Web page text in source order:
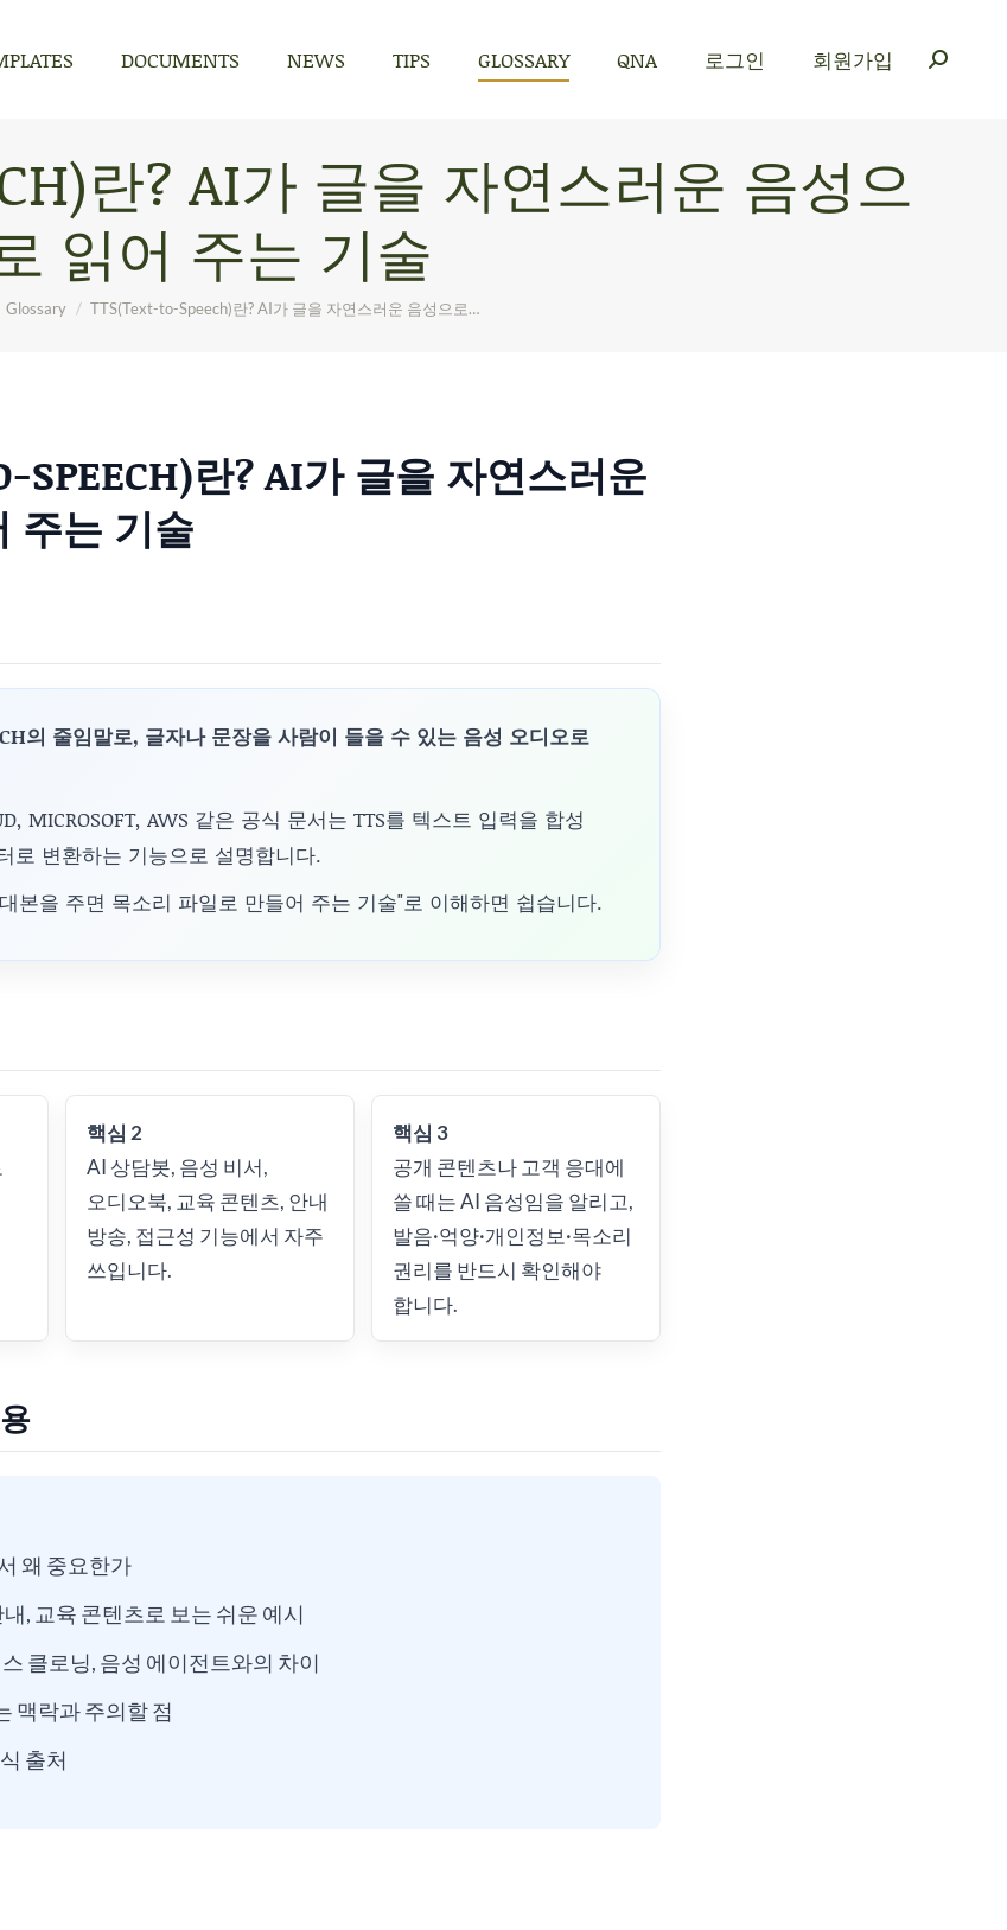
DOCUMENTS NEWS TIPS GLOSSARY QNA 로그인 회원가입
란? AI가 글을 자연스러운 음성으
읽어 주는 기술
here:
Glossary TTS(Text-to-Speech)란? AI가 글을 자연스러운 음성으로…
SPEECH)란? AI가 글을 자연스러운
주는 기술
의 줄임말로, 글자나 문장을 사람이 들을 수 있는 음성 오디오로
MICROSOFT, AWS 같은 공식 문서는 TTS를 텍스트 입력을 합성
로 변환하는 기능으로 설명합니다.
본을 주면 목소리 파일로 만들어 주는 기술"로 이해하면 쉽습니다.
핵심 2
AI 상담봇, 음성 비서,
오디오북, 교육 콘텐츠, 안내
방송, 접근성 기능에서 자주
쓰입니다.
핵심 3
공개 콘텐츠나 고객 응대에
쓸 때는 AI 음성임을 알리고,
발음·억양·개인정보·목소리
권리를 반드시 확인해야
합니다.
왜 중요한가
, 교육 콘텐츠로 보는 쉬운 예시
클로닝, 음성 에이전트와의 차이
맥락과 주의할 점
출처
로그인 회원가입